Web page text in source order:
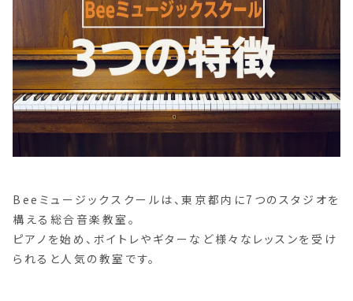
Beeミュージックスクールは、東京都内に7つのスタジオを
構える総合音楽教室。
ピアノを始め、ボイトレやギターなど様々なレッスンを受け
られると人気の教室です。